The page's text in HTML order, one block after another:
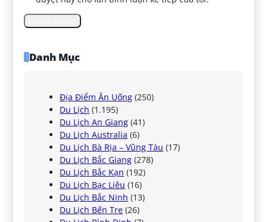
Danh Mục
Địa Điểm Ăn Uống (250)
Du Lịch (1.195)
Du Lịch An Giang (41)
Du Lịch Australia (6)
Du Lịch Bà Rịa – Vũng Tàu (17)
Du Lịch Bắc Giang (278)
Du Lịch Bắc Kạn (192)
Du Lịch Bạc Liêu (16)
Du Lịch Bắc Ninh (13)
Du Lịch Bến Tre (26)